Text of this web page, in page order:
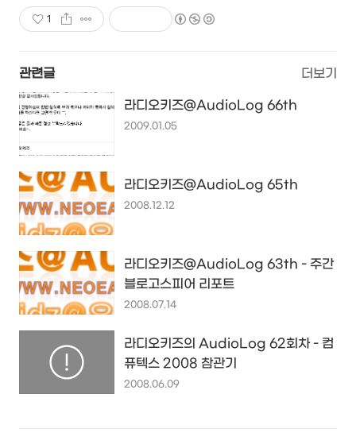
1
관련글 더보기
라디오키즈@AudioLog 66th
2009.01.05
라디오키즈@AudioLog 65th
2008.12.12
라디오키즈@AudioLog 63th - 주간
블로고스피어 리포트
2008.07.14
라디오키즈의 AudioLog 62회차 - 컴
퓨텍스 2008 참관기
2008.06.09